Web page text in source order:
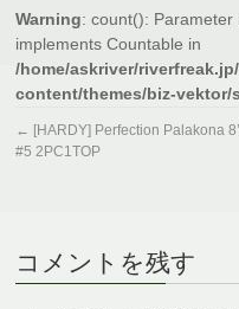
Warning: count():
implements Countable in
/home/askriver/
content/themes/biz-vektor/
← [HARDY] Perfection Palakona
#5 2PC1TOP
コメントを残す